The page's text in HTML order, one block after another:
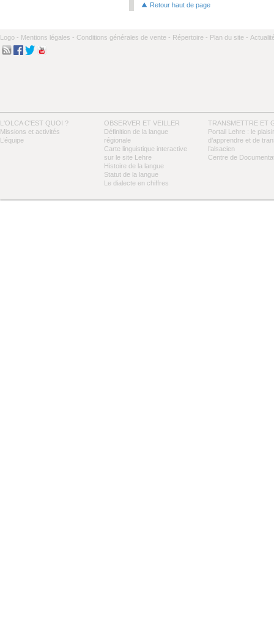
Retour haut de page
Logo - Mentions légales - Conditions générales de vente - Répertoire - Plan du site -
L'OLCA C'EST QUOI ?
Missions et activités
L’équipe
OBSERVER ET VEILLER
Définition de la langue
régionale
Carte linguistique interactive
sur le site Lehre
Histoire de la langue
Statut de la langue
Le dialecte en chiffres
TRANSMETTRE ET
Portail Lehre : le plaisir
d’apprendre et de
l’alsacien
Centre de